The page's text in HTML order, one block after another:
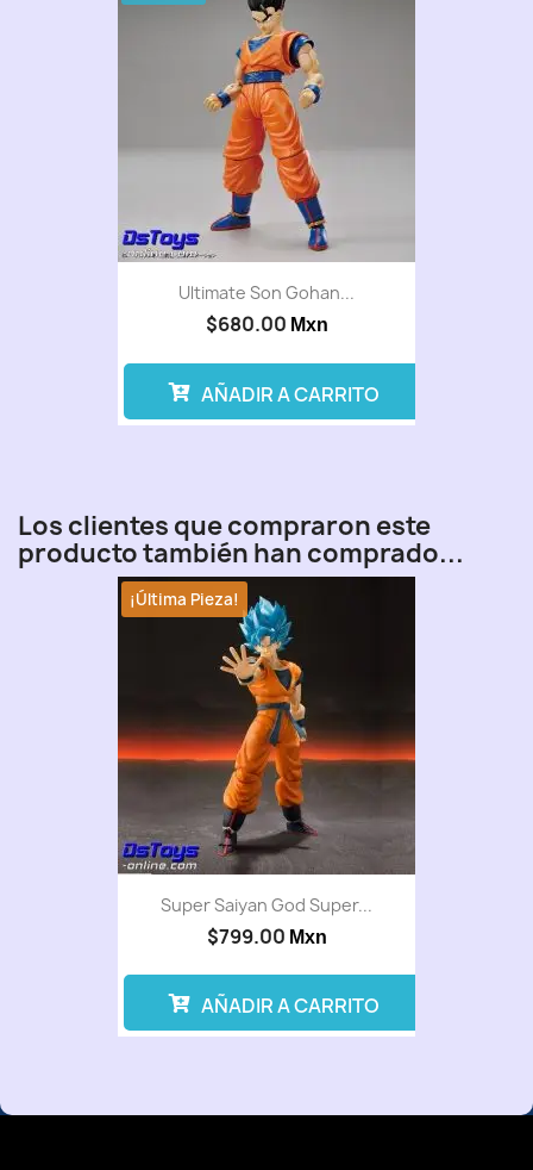
Ultimate Son Gohan...
$680.00 Mxn
AÑADIR A CARRITO
Los clientes que compraron este
producto también han comprado...
Super Saiyan God Super...
$799.00 Mxn
¡Última Pieza!
AÑADIR A CARRITO